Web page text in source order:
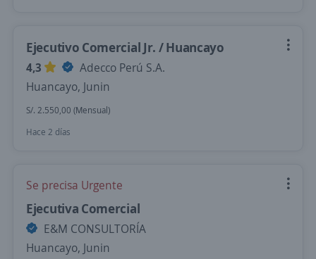
Ejecutivo Comercial Jr. / Huancayo
4,3
Adecco Perú S.A.
Huancayo, Junin
S/. 2.550,00 (Mensual)
Hace 2 días
Se precisa Urgente
Ejecutiva Comercial
E&M CONSULTORÍA
Huancayo, Junin